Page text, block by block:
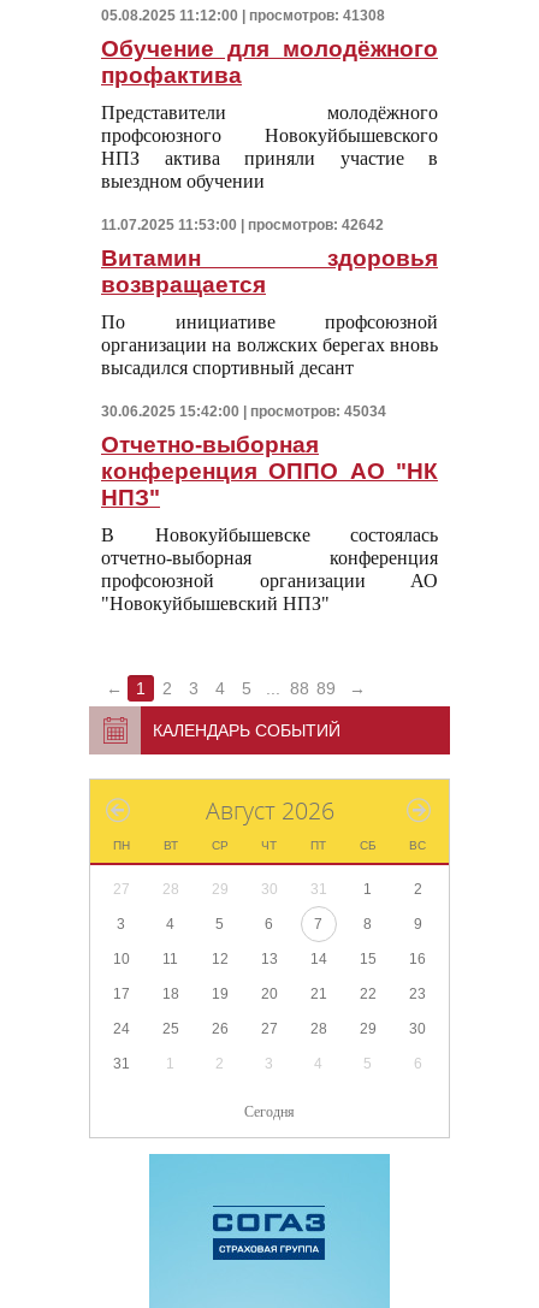
05.08.2025 11:12:00 | просмотров: 41308
Обучение для молодёжного
профактива
Представители молодёжного
профсоюзного Новокуйбышевского
НПЗ актива приняли участие в
выездном обучении
11.07.2025 11:53:00 | просмотров: 42642
Витамин здоровья
возвращается
По инициативе профсоюзной
организации на волжских берегах вновь
высадился спортивный десант
30.06.2025 15:42:00 | просмотров: 45034
Отчетно-выборная
конференция ОППО АО "НК
НПЗ"
В Новокуйбышевске состоялась
отчетно-выборная конференция
профсоюзной организации АО
"Новокуйбышевский НПЗ"
← 1 2 3 4 5 88 89 →
КАЛЕНДАРЬ СОБЫТИЙ
Август 2026
ПН ВТ СР ЧТ ПТ СБ ВС
27 28 29 30 31 1 2
3 4 5 6 7 8 9
10 11 12 13 14 15 16
17 18 19 20 21 22 23
24 25 26 27 28 29 30
31 1 2 3 4 5 6
Сегодня